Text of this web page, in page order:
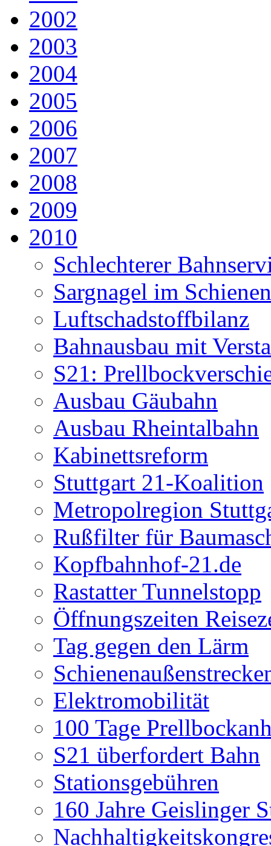
2002
2003
2004
2005
2006
2007
2008
2009
2010
Schlechterer
Sargnagel im
Luftschadstoffbilanz
Bahnausbau mit
S21:
Ausbau Gäubahn
Ausbau Rheintalbahn
Kabinettsreform
Stuttgart 21-Koalition
Metropolregion
Rußfilter für
Kopfbahnhof-21.de
Rastatter Tunnelstopp
Öffnungszeiten
Tag gegen den Lärm
Elektromobilität
100 Tage
S21 überfordert Bahn
Stationsgebühren
160 Jahre Geislinger